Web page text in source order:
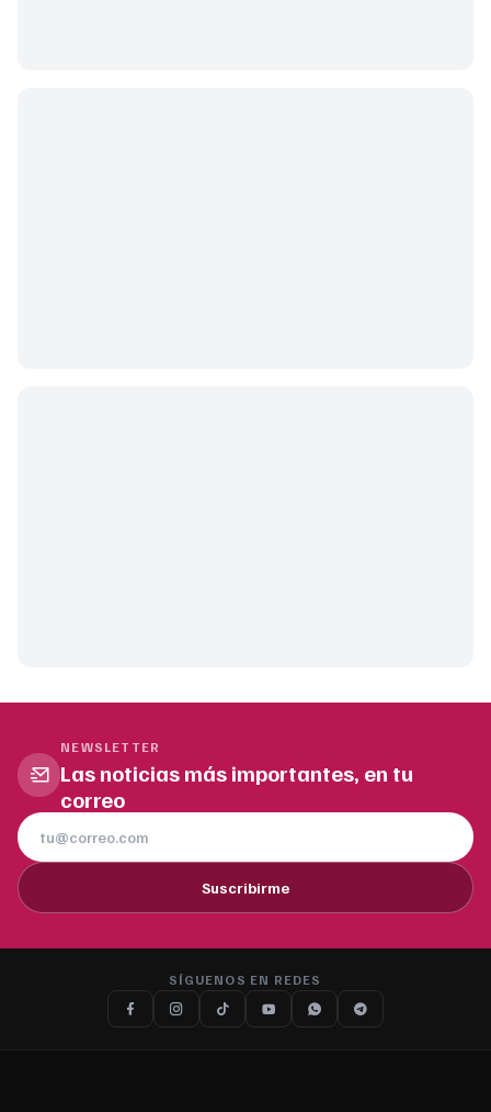
NEWSLETTER
Las noticias más importantes, en tu
correo
Suscribirme
SÍGUENOS EN REDES